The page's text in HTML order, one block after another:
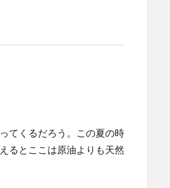
てくるだろう。この夏の時
るとここは原油よりも天然